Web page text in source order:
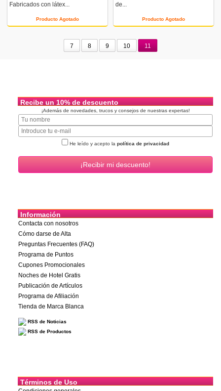
Fabricados con látex...
Producto Agotado
de...
Producto Agotado
7 8 9 10 11
Recibe un 10% de descuento
¡Además de novedades, trucos y consejos de nuestras expertas!
He leído y acepto la política de privacidad
Información
Contacta con nosotros
Cómo darse de Alta
Preguntas Frecuentes (FAQ)
Programa de Puntos
Cupones Promocionales
Noches de Hotel Gratis
Publicación de Artículos
Programa de Afiliación
Tienda de Marca Blanca
RSS de Noticias
RSS de Productos
Términos de Uso